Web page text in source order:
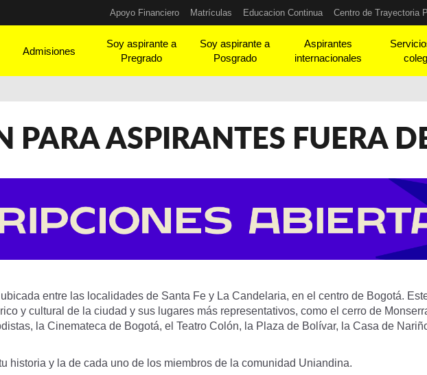
Apoyo Financiero Matrículas Educacion Continua Centro de Trayectoria
Admisiones
Soy aspirante a
Pregrado
Soy aspirante a
Posgrado
Aspirantes
internacionales
PARA ASPIRANTES FUERA
entre las localidades de Santa Fe y La Candelaria, en el centro de Bogotá.
y cultural de la ciudad y sus lugares más representativos, como el cerro de
la Cinemateca de Bogotá, el Teatro Colón, la Plaza de Bolívar, la Casa de
historia y la de cada uno de los miembros de la comunidad Uniandina.